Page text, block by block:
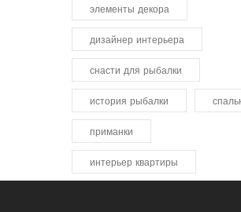
элементы декора
дизайнер интерьера
снасти для рыбалки
история рыбалки
приманки
интерьер квартиры